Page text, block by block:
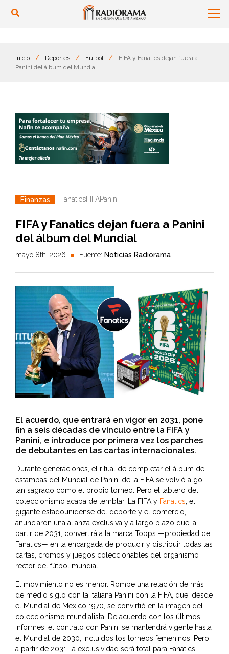
Inicio / Deportes / Futbol /
FIFA y Fanatics dejan fuera a
Panini del álbum del Mundial
Finanzas FanaticsFIFAPanini
FIFA y Fanatics dejan fuera a Panini
del álbum del Mundial
mayo 8th, 2026 Fuente: Noticias Radiorama
El acuerdo, que entrará en vigor en 2031, pone
fin a seis décadas de vínculo entre la FIFA y
Panini, e introduce por primera vez los parches
de debutantes en las cartas internacionales.
Durante generaciones, el ritual de completar el álbum de
estampas del Mundial de Panini de la FIFA se volvió algo
tan sagrado como el propio torneo. Pero el tablero del
coleccionismo acaba de temblar. La FIFA y Fanatics, el
gigante estadounidense del deporte y el comercio,
anunciaron una alianza exclusiva y a largo plazo que, a
partir de 2031, convertirá a la marca Topps —propiedad de
Fanatics— en la encargada de producir y distribuir todas las
cartas, cromos y juegos coleccionables del organismo
rector del fútbol mundial.
El movimiento no es menor. Rompe una relación de más
de medio siglo con la italiana Panini con la FIFA, que, desde
el Mundial de México 1970, se convirtió en la imagen del
coleccionismo mundialista. De acuerdo con los últimos
informes, el contrato con Panini se mantendrá vigente hasta
el Mundial de 2030, incluidos los torneos femeninos. Pero,
a partir de 2031, la exclusividad será total para Fanatics